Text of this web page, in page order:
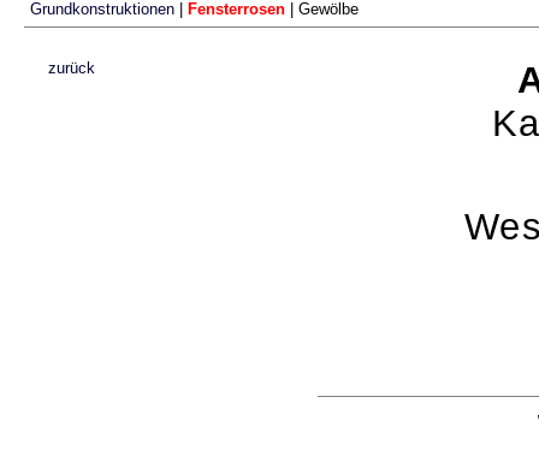
Grundkonstruktionen Fensterrosen | Gewölbe
zurück